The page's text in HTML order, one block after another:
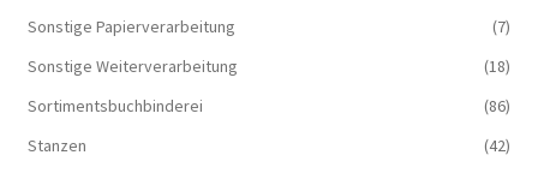
Sonstige Papierverarbeitung
(7)
Sonstige Weiterverarbeitung
(18)
Sortimentsbuchbinderei
(86)
Stanzen
(42)